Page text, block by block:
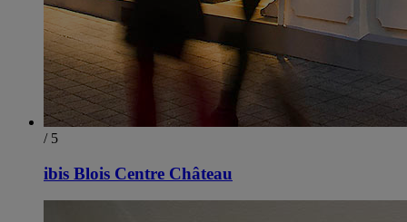
/ 5
ibis Blois Centre Château